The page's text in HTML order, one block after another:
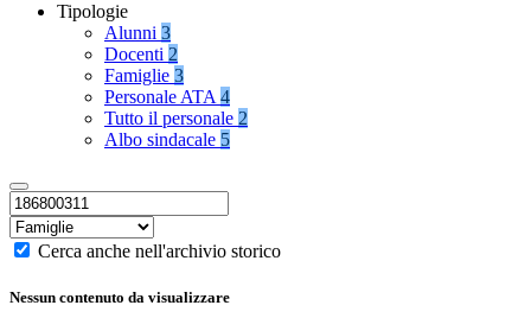
Tipologie
Alunni 3
Docenti 2
Famiglie 3
Personale ATA 4
Tutto il personale 2
Albo sindacale 5
Cerca anche nell'archivio storico
Nessun contenuto da visualizzare